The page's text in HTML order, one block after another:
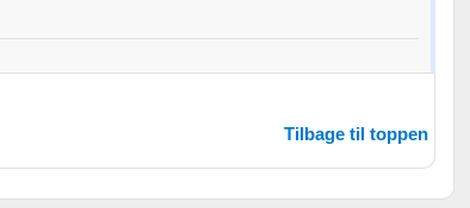
Tilbage til toppen